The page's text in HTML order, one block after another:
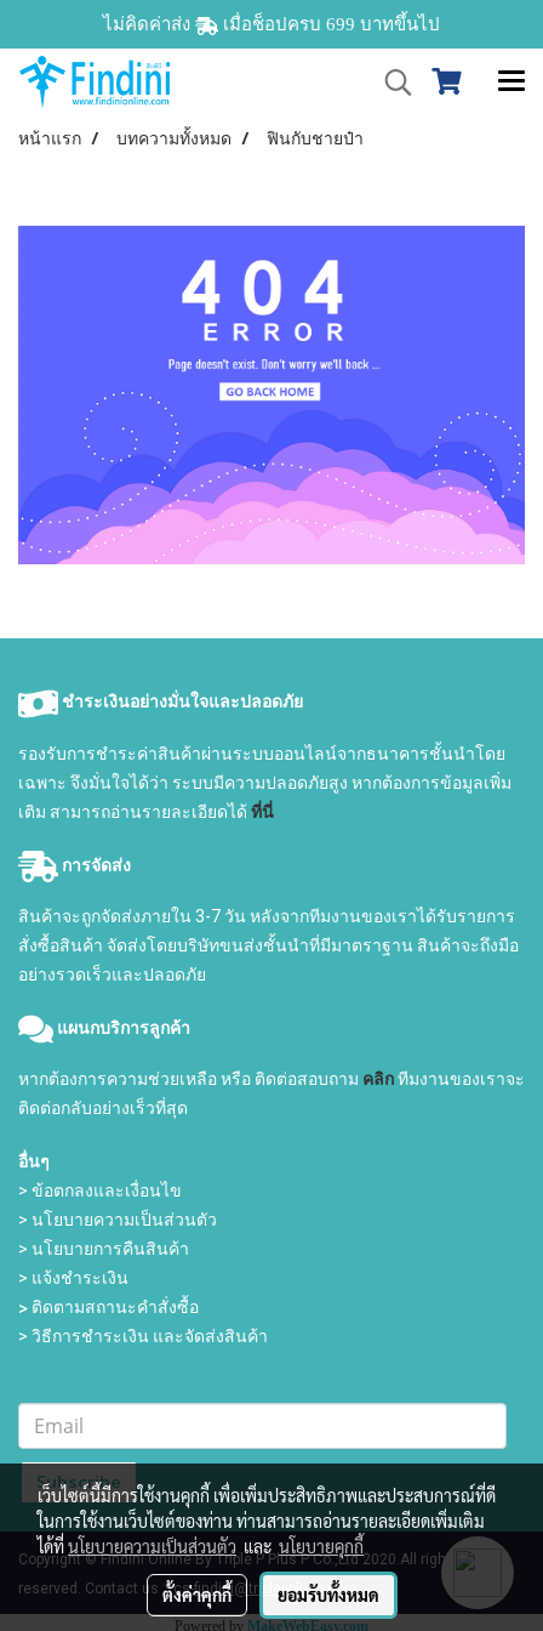
ไม่คิดค่าส่ง เมื่อช็อปครบ 699 บาทขึ้นไป
หน้าแรก บทความทั้งหมด ฟินกับชายป๋า
ชำระเงินอย่างมั่นใจและปลอดภัย
รองรับการชำระค่าสินค้าผ่านระบบออนไลน์จากธนาคารชั้นนำโดย
เฉพาะ จึงมั่นใจได้ว่า ระบบมีความปลอดภัยสูง หากต้องการข้อมูลเพิ่ม
เติม สามารถอ่านรายละเอียดได้ ที่นี่
การจัดส่ง
สินค้าจะถูกจัดส่งภายใน 3-7 วัน หลังจากทีมงานของเราได้รับรายการ
สั่งซื้อสินค้า จัดส่งโดยบริษัทขนส่งชั้นนำที่มีมาตราฐาน สินค้าจะถึงมือ
อย่างรวดเร็วและปลอดภัย
แผนกบริการลูกค้า
หากต้องการความช่วยเหลือ หรือ ติดต่อสอบถาม คลิกทีมงานของเราจะ
ติดต่อกลับอย่างเร็วที่สุด
อื่นๆ
> ข้อตกลงและเงื่อนไข
> นโยบายความเป็นส่วนตัว
> นโยบายการคืนสินค้า
> แจ้งชำระเงิน
> ติดตามสถานะคำสั่งซื้อ
> วิธีการชำระเงิน และจัดส่งสินค้า
Subscribe
Copyright © Findini Online By Triple P Plus P Co.,Ltd 2020.All rights
reserved. Contact us :cs-findini@triplepplusp.com
Powered by MakeWebEasy.com
เว็บไซต์นี้มีการใช้งานคุกกี้ เพื่อเพิ่มประสิทธิภาพและประสบการณ์ที่ดี
ในการใช้งานเว็บไซต์ของท่าน ท่านสามารถอ่านรายละเอียดเพิ่มเติม
ได้ที่นโยบายความเป็นส่วนตัว และ นโยบายคุกกี้
ตั้งค่าคุกกี้ ยอมรับทั้งหมด